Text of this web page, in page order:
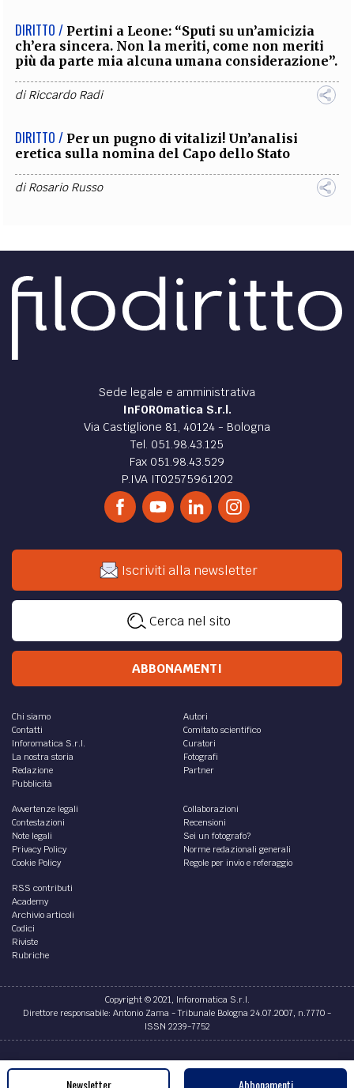
DIRITTO / Pertini a Leone: “Sputi su un’amicizia
ch’era sincera. Non la meriti, come non meriti
più da parte mia alcuna umana considerazione”.
diRiccardo Radi
DIRITTO / Per un pugno di vitalizi! Un’analisi
eretica sulla nomina del Capo dello Stato
diRosario Russo
Sede legale e amministrativa
InFOROmatica S.r.l.
Via Castiglione 81, 40124 - Bologna
Tel. 051.98.43.125
Fax 051.98.43.529
P.IVA IT02575961202
Iscriviti alla newsletter
Cerca nel sito
ABBONAMENTI
Chi siamo
Contatti
Inforomatica S.r.l.
La nostra storia
Redazione
Pubblicità
Autori
Comitato scientifico
Curatori
Fotografi
Partner
Avvertenze legali
Contestazioni
Note legali
Privacy Policy
Cookie Policy
Collaborazioni
Recensioni
Sei un fotografo?
Norme redazionali generali
Regole per invio e referaggio
RSS contributi
Academy
Archivio articoli
Codici
Riviste
Rubriche
Copyright © 2021, Inforomatica S.r.l.
Direttore responsabile: Antonio Zama - Tribunale Bologna 24.07.2007, n.7770 -
ISSN 2239-7752
Credits
Newsletter Abbonamenti